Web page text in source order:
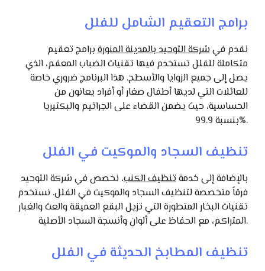
برامج التعقيم الشامل للفلل
نقدم فيشركة التوحيد بالمدينة المنورةبرامج تعقيم
متكاملة للفلل تستخدم فيها تقنيات الضباب المعقم، الذي
يصل إلى جميع الزوايا والأسطح. هذا البرنامج ضروري خاصة
للعائلات التي لديها أطفال صغار أو أفراد يعانون من
الحساسية، حيث يضمن القضاء على الجراثيم والبكتيريا
بنسبة 99.9%.
تنظيف السجاد والموكيت في الفلل
بالإضافة إلى خدمةتنظيف الكنب، نخصص في شركة التوحيد
فرقاً متخصصة لتنظيف السجاد والموكيت في الفلل. نستخدم
تقنيات البخار المتطورة التي تزيل البقع العميقة والعث والغبار
المتراكم، مع الحفاظ على ألوان وأنسجة السجاد الأصلية.
تنظيف المطابخ الحديثة في الفلل